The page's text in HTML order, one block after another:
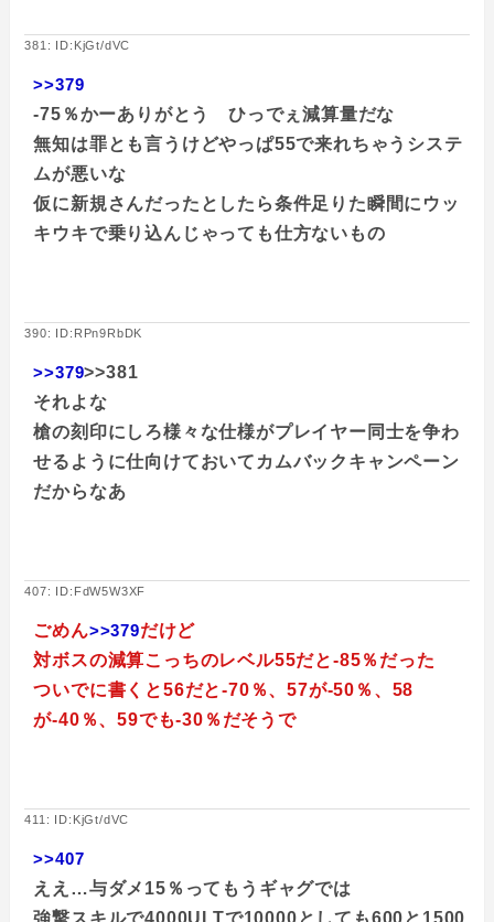
381: ID:KjGt/dVC
>>379
-75％かーありがとう ひっでぇ減算量だな
無知は罪とも言うけどやっぱ55で来れちゃうシステ
ムが悪いな
仮に新規さんだったとしたら条件足りた瞬間にウッ
キウキで乗り込んじゃっても仕方ないもの
390: ID:RPn9RbDK
>>379>>381
それよな
槍の刻印にしろ様々な仕様がプレイヤー同士を争わ
せるように仕向けておいてカムバックキャンペーン
だからなあ
407: ID:FdW5W3XF
ごめん>>379だけど
対ボスの減算こっちのレベル55だと-85％だった
ついでに書くと56だと-70％、57が-50％、58
が-40％、59でも-30％だそうで
411: ID:KjGt/dVC
>>407
ええ…与ダメ15％ってもうギャグでは